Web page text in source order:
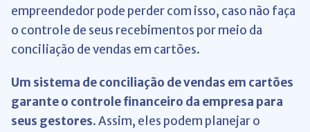
empreendedor pode perder com isso, caso não faça
o controle de seus recebimentos por meio da
conciliação de vendas em cartões.
Um sistema de conciliação de vendas em cartões
garante o controle financeiro da empresa para
seus gestores.Assim, eles podem planejar o